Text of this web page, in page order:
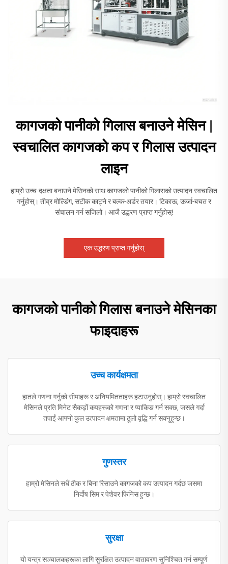
कागजको पानीको गिलास बनाउने मेसिन |
स्वचालित कागजको कप र गिलास उत्पादन
लाइन
हाम्रो उच्च-दक्षता बनाउने मेसिनको साथ कागजको पानीको गिलासको उत्पादन स्वचालित
गर्नुहोस्। तीव्र मोल्डिंग, सटीक काट्ने र बल्क-अर्डर तयार। टिकाऊ, ऊर्जा-बचत र
संचालन गर्न सजिलो। आजै उद्धरण प्राप्त गर्नुहोस्!
एक उद्धरण प्राप्त गर्नुहोस्
कागजको पानीको गिलास बनाउने मेसिनका
फाइदाहरू
उच्च कार्यक्षमता
हातले गणना गर्नुको सीमाहरू र अनियमितताहरू हटाउनुहोस्। हाम्रो स्वचालित
मेसिनले प्रति मिनेट सैकड़ों कपहरूको गणना र प्याकिङ गर्न सक्छ, जसले गर्दा
तपाईं आफ्नो कुल उत्पादन क्षमतामा ठूलो वृद्धि गर्न सक्नुहुन्छ।
गुणस्तर
हाम्रो मेसिनले सधैं ठीक र बिना रिसाउने कागजको कप उत्पादन गर्दछ जसमा
निर्दोष सिम र पेशेवर फिनिस हुन्छ।
सुरक्षा
यो यन्त्र सञ्चालकहरूका लागि सुरक्षित उत्पादन वातावरण सुनिश्चित गर्न सम्पूर्ण